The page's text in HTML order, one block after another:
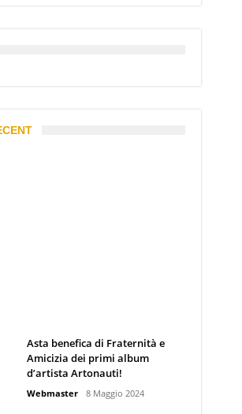
Asta benefica di Fraternità e
Amicizia dei primi album
d’artista Artonauti!
Webmaster 8 Maggio 2024